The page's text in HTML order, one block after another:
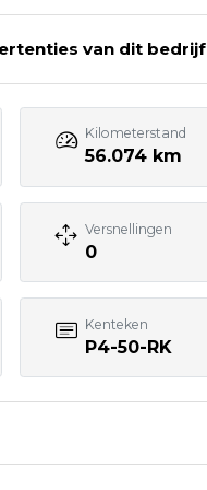
adverteerder
van dit bedrijf
Kilometerstand
56.074 km
Versnellingen
0
Kenteken
P4-50-RK